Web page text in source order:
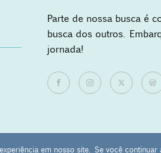
Parte de nossa busca é
busca dos outros.
jornada!
em nosso site. Se você